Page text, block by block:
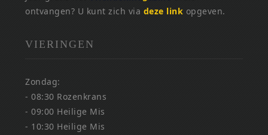
ontvangen? U kunt zich via deze link opgeven.
VIERINGEN
Zondag:
- 08:30 Rozenkrans
- 09:00 Heilige Mis
- 10:30 Heilige Mis